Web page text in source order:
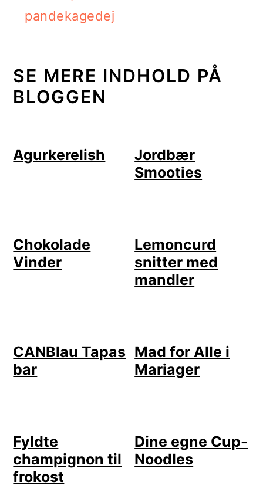
pandekagedej
SE MERE INDHOLD PÅ
BLOGGEN
Agurkerelish
Jordbær
Smooties
Chokolade
Vinder
Lemoncurd
snitter med
mandler
CANBlau Tapas
bar
Mad for Alle i
Mariager
Fyldte
champignon til
frokost
Dine egne Cup-
Noodles